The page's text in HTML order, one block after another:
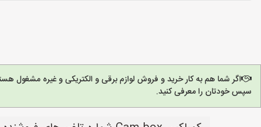
اگر شما هم به کار خرید و فروش لوازم برقی و الکتریکی و غیره مشغول
سپس خودتان را معرفی کنید.